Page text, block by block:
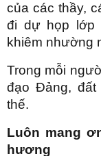
của các thầy,
đi dự họp lớp
khiêm nhường
Trong mỗi
đạo Đảng,
thế.
Luôn mang
hương